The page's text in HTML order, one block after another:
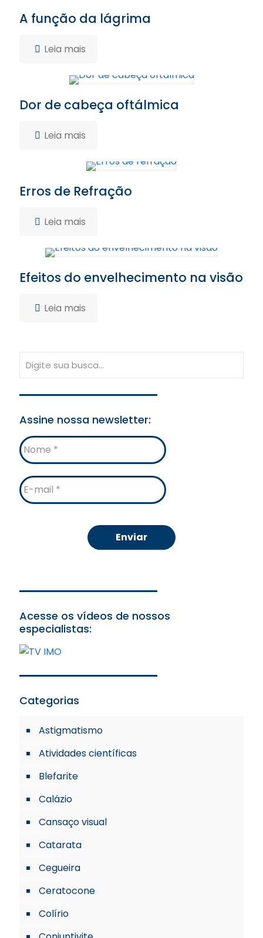
A função da lágrima
Leia mais
Dor de cabeça oftálmica
Leia mais
Erros de Refração
Leia mais
Efeitos do envelhecimento na visão
Leia mais
Assine nossa newsletter:
Nome
E-
mail
Acesse os vídeos de nossos
especialistas:
Categorias
Astigmatismo
Atividades científicas
Blefarite
Calázio
Cansaço visual
Catarata
Cegueira
Ceratocone
Colírio